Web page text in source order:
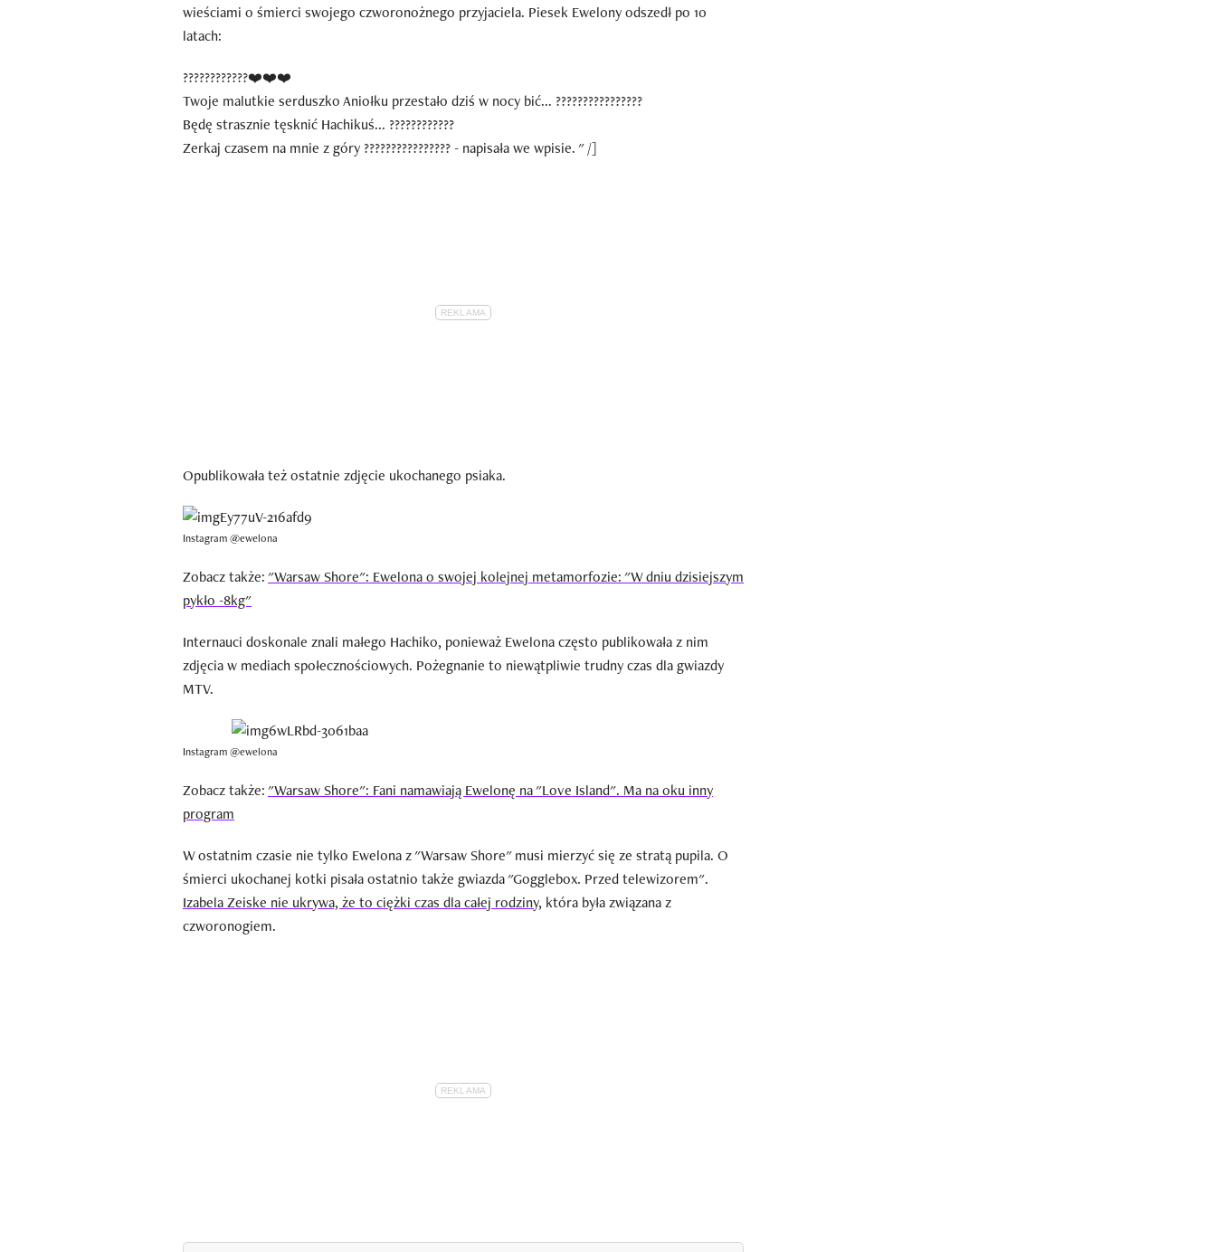
wieściami o śmierci swojego czworonożnego przyjaciela. Piesek Ewel0ny odszedł po 10
latach:
????????????❤️❤️❤️
Twoje malutkie serduszko Aniołku przestało dziś w nocy bić... ????????????????
Będę strasznie tęsknić Hachikuś... ????????????
Zerkaj czasem na mnie z góry ???????????????? - napisała we wpisie. " /]
Opublikowała też ostatnie zdjęcie ukochanego psiaka.
Instagram @ewel0na
Zobacz także:"Warsaw Shore": Ewel0na o swojej kolejnej metamorfozie: "W dniu dzisiejszym
pykło -8kg"
Internauci doskonale znali małego Hachiko, ponieważ Ewel0na często publikowała z nim
zdjęcia w mediach społecznościowych. Pożegnanie to niewątpliwie trudny czas dla gwiazdy
MTV.
Instagram @ewel0na
Zobacz także:"Warsaw Shore": Fani namawiają Ewel0nę na "Love Island". Ma na oku inny
program
W ostatnim czasie nie tylko Ewel0na z "Warsaw Shore" musi mierzyć się ze stratą pupila. O
śmierci ukochanej kotki pisała ostatnio także gwiazda "Gogglebox. Przed telewizorem".
Izabela Zeiske nie ukrywa, że to ciężki czas dla całej rodziny, która była związana z
czworonogiem.